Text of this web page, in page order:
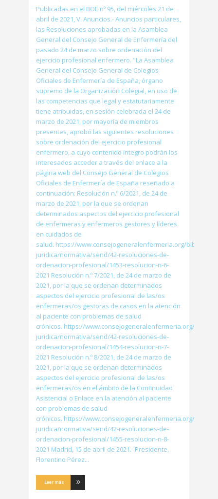
Publicadas en el BOE nº 95, del miércoles 21 de
abril de 2021, V. Anuncios.- Anuncios particulares,
las Resoluciones aprobadas en la Asamblea
General del Consejo General de Enfermería del
pasado 24 de marzo sobre ordenación del
ejercicio profesional enfermero. "La Asamblea
General del Consejo General de Colegios
Oficiales de Enfermería de España, órgano
supremo de la Organización Colegial, en uso de
las competencias que legal y estatutariamente
tiene atribuidas, en sesión celebrada el 24 de
marzo de 2021, por mayoría de miembros
presentes, aprobó las siguientes resoluciones
sobre ordenación del ejercicio profesional
enfermero, a cuyo contenido íntegro podrán los
interesados acceder a través del enlace a la
página web del Consejo General de Colegios
Oficiales de Enfermería de España reseñado a
continuación: Resolución n.º 6/2021, de 24 de
marzo de 2021, por la que se ordenan
determinados aspectos del ejercicio profesional
de enfermeras y enfermeros gestores y líderes
en cuidados de
salud. https://www.consejogeneralenfermeria.org/biblioteca-
juridica/normativa/send/42-resoluciones-de-
ordenacion-profesional/1453-resolucion-n-6-
2021 Resolución n.º 7/2021, de 24 de marzo de
2021, por la que se ordenan determinados
aspectos del ejercicio profesional de las/os
enfermeras/os gestoras de casos en la atención
al paciente con problemas de salud
crónicos. https://www.consejogeneralenfermeria.org/
juridica/normativa/send/42-resoluciones-de-
ordenacion-profesional/1454-resolucion-n-7-
2021 Resolución n.º 8/2021, de 24 de marzo de
2021, por la que se ordenan determinados
aspectos del ejercicio profesional de las/os
enfermeras/os en el ámbito de la Continuidad
Asistencial o Enlace en la atención al paciente
con problemas de salud
crónicos. https://www.consejogeneralenfermeria.org/
juridica/normativa/send/42-resoluciones-de-
ordenacion-profesional/1455-resolucion-n-8-
2021 Madrid, 15 de abril de 2021.- Presidente,
Florentino Pérez
Leer más